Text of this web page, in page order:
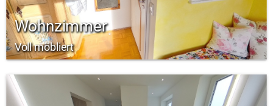
Wohnzimmer
Voll möbliert